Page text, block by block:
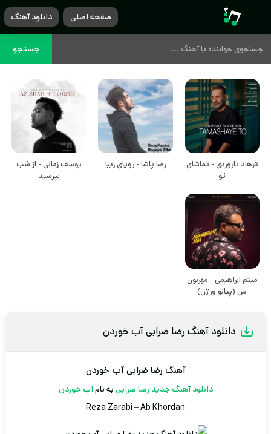
صفحه اصلی دانلود آهنگ
جستجو
فرهاد تاروردی - تماشای
تو
رضا پاشا - رویای زیبا
یوسف زمانی - از شب
بپرسید
میثم ابراهیمی - مهربون
من (پیانو ورژن)
دانلود آهنگ رضا ضرابی آب خوردن
آهنگ رضا ضرابی آب خوردن
دانلود آهنگ جدید رضا ضرابی به نامآب خوردن
Reza Zarabi –Ab Khordan